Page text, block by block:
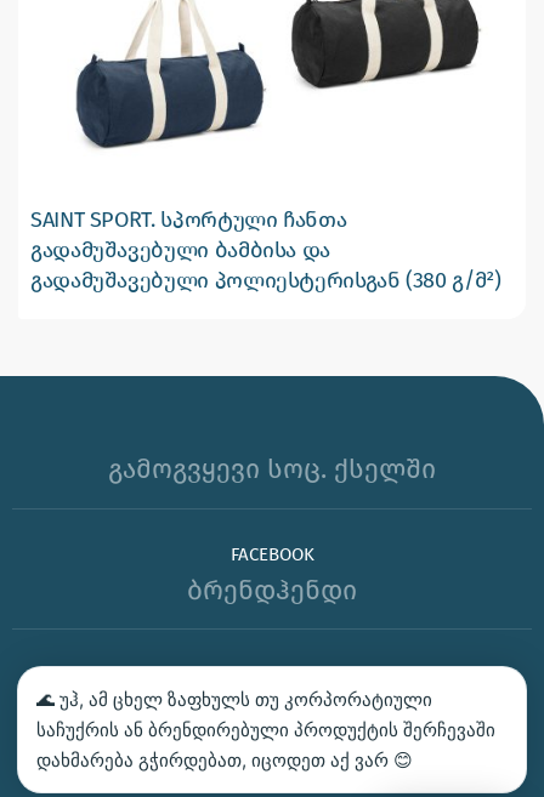
SAINT SPORT. სპორტული ჩანთა
გადამუშავებული ბამბისა და
გადამუშავებული პოლიესტერისგან (380 გ/მ²)
გამოგვყევი სოც. ქსელში
FACEBOOK
ბრენდჰენდი
ᲙᲝᲜᲢᲐᲥᲢᲘ
ᲩᲕᲔᲜ ᲛᲝᲒᲕᲬᲝᲜᲡ
🌊 უჰ, ამ ცხელ ზაფხულს თუ კორპორატიული
საჩუქრის ან ბრენდირებული პროდუქტის შერჩევაში
დახმარება გჭირდებათ, იცოდეთ აქ ვარ 😊